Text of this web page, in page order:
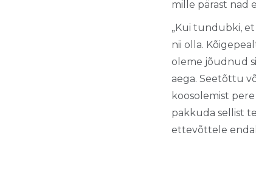
mille pärast nad
„Kui tundubki,
nii olla.
oleme jõudnud
aega. Seetõttu
koosolemist
pakkuda sellist
ettevõttele